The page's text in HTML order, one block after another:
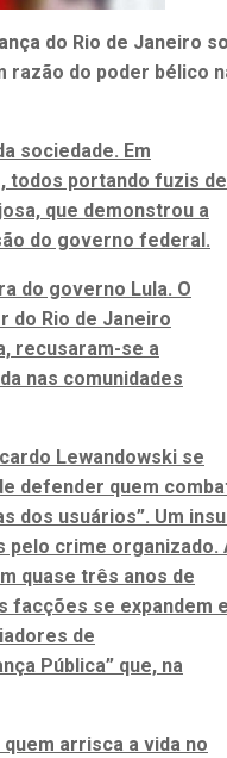
do Rio de Janeiro
razão do poder bélico
sociedade. Em
todos portando fuzis de
que demonstrou a
do governo federal.
do governo Lula. O
do Rio de Janeiro
recusaram-se a
nas comunidades
Lewandowski se
defender quem
dos usuários”. Um
pelo crime organizado.
quase três anos de
facções se expandem
de
Pública” que, na
arrisca a vida no